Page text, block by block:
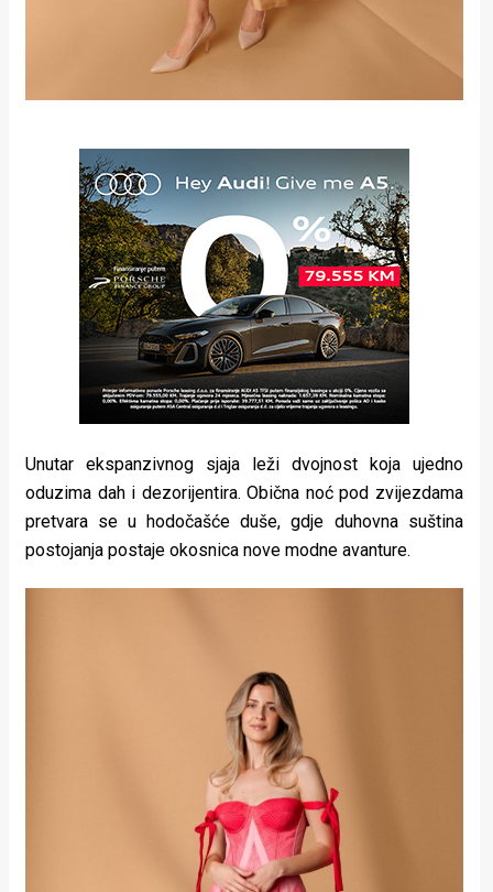
Unutar ekspanzivnog sjaja leži dvojnost koja ujedno
oduzima dah i dezorijentira. Obična noć pod zvijezdama
pretvara se u hodočašće duše, gdje duhovna suština
postojanja postaje okosnica nove modne avanture.